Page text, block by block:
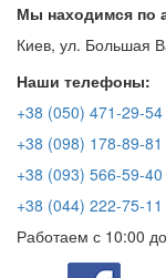
Мы находимся по
Киев, ул. Большая
Наши телефоны:
+38 (050) 471-29-54
+38 (098) 178-89-81
+38 (093) 566-59-40
+38 (044) 222-75-11
Работаем с 10:00